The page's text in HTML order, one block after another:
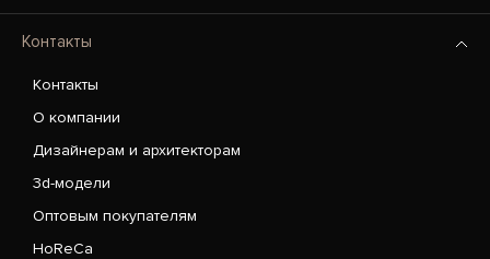
Контакты
Контакты
О компании
Дизайнерам и архитекторам
3d-модели
Оптовым покупателям
HoReCa